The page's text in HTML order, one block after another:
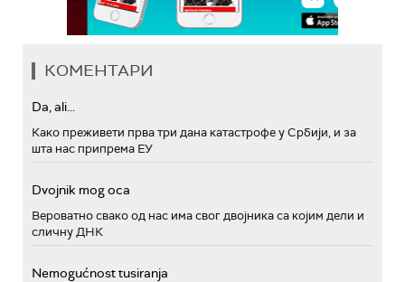
КОМЕНТАРИ
Da, ali...
Како преживети прва три дана катастрофе у Србији, и за
шта нас припрема ЕУ
Dvojnik mog oca
Вероватно свако од нас има свог двојника са којим дели и
сличну ДНК
Nemogućnost tusiranja